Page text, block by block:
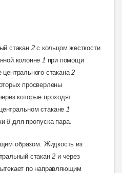
стакан 2с кольцом жесткости
колонне1 при помощи
стакана2
просверлены
которые проходят
центральном стакане1
8 для пропуска пара.
образом. Жидкость из
стакан2 и через
по направляющим